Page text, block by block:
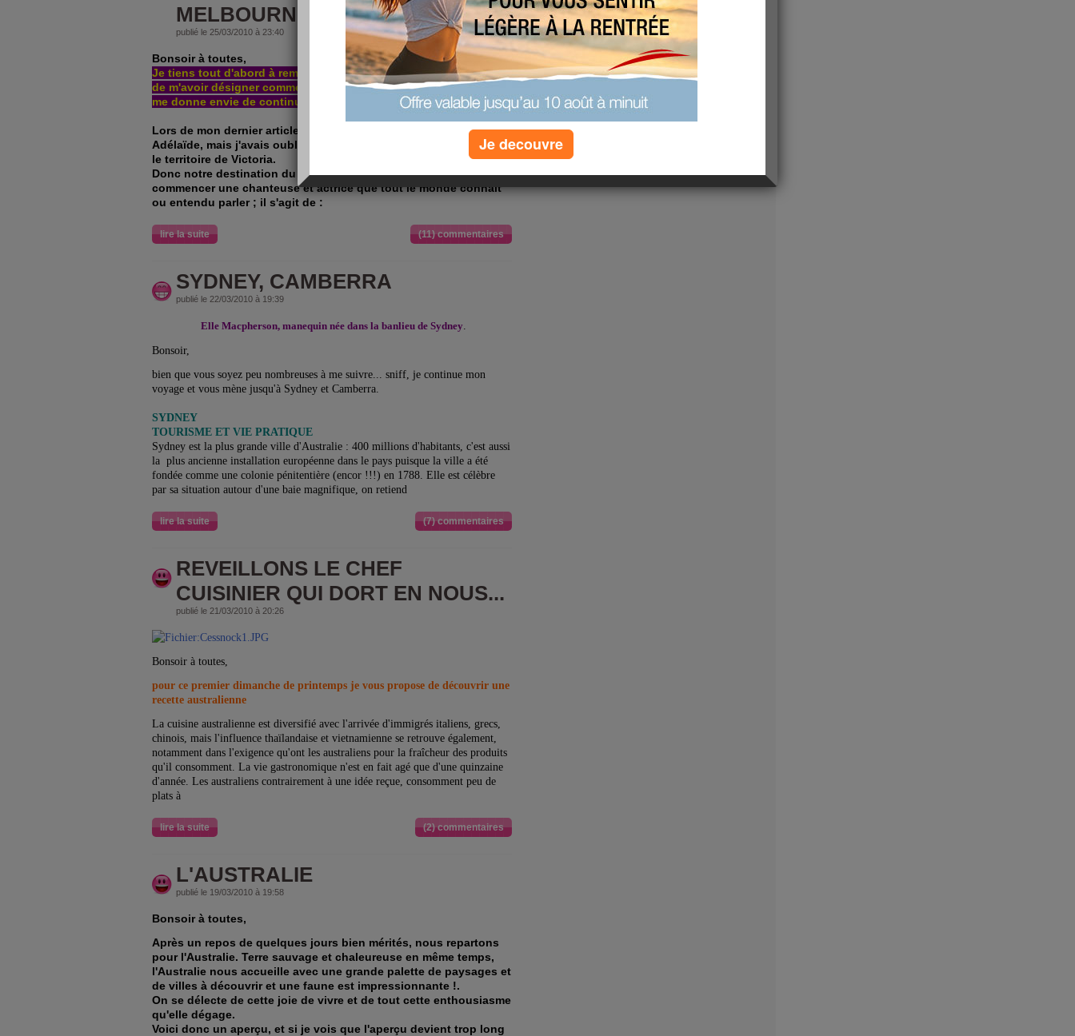
MELBOURNE !
publié le 25/03/2010 à 23:40
Bonsoir à toutes,
Je tiens tout d'abord à remercier toute l'équipe d'Aujourd'hui.com
de m'avoir désigner comme blog coup de coeur de la semaine. Ca
me donne envie de continuer ce long voyage .
Lors de mon dernier article, je disais que l'on devait partir pour
Adélaïde, mais j'avais oublié que juste avant il y a Melbourne sur
le territoire de Victoria.
Donc notre destination du jour est Melbourne, avec pour
commencer une chanteuse et actrice que tout le monde connaît
ou entendu parler ; il s'agit de :
lire la suite (11) commentaires
SYDNEY, CAMBERRA
publié le 22/03/2010 à 19:39
Elle Macpherson, manequin née dans la banlieu de Sydney
Bonsoir,
bien que vous soyez peu nombreuses à me suivre... sniff, je continue mon
voyage et vous mène jusqu'à Sydney et Camberra.
SYDNEY
TOURISME ET VIE PRATIQUE
Sydney est la plus grande ville d'Australie : 400 millions d'habitants, c'est aussi
la plus ancienne installation européenne dans le pays puisque la ville a été
fondée comme une colonie pénitentière (encor !!!) en 1788. Elle est célèbre
par sa situation autour d'une baie magnifique, on retiend
lire la suite (7) commentaires
REVEILLONS LE CHEF
CUISINIER QUI DORT EN NOUS...
publié le 21/03/2010 à 20:26
Bonsoir à toutes,
pour ce premier dimanche de printemps je vous propose de découvrir une
recette australienne
La cuisine australienne est diversifié avec l'arrivée d'immigrés italiens, grecs,
chinois, mais l'influence thaïlandaise et vietnamienne se retrouve également,
notamment dans l'exigence qu'ont les australiens pour la fraîcheur des produits
qu'il consomment. La vie gastronomique n'est en fait agé que d'une quinzaine
d'année. Les australiens contrairement à une idée reçue, consomment peu de
plats à
lire la suite (2) commentaires
L'AUSTRALIE
publié le 19/03/2010 à 19:58
Bonsoir à toutes,
Après un repos de quelques jours bien mérités, nous repartons
pour l'Australie. Terre sauvage et chaleureuse en même temps,
l'Australie nous accueille avec une grande palette de paysages et
de villes à découvrir et une faune est impressionnante !.
On se délecte de cette joie de vivre et de tout cette enthousiasme
qu'elle dégage.
Voici donc un aperçu, et si je vois que l'aperçu devient trop long
Je decouvre